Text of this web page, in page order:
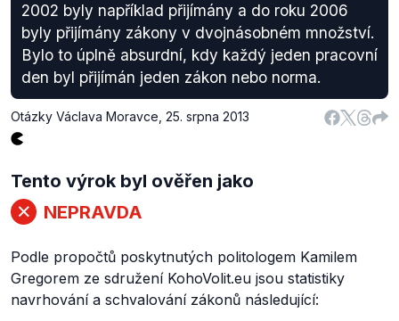
2002 byly například přijímány a do roku 2006
byly přijímány zákony v dvojnásobném množství.
Bylo to úplně absurdní, kdy každý jeden pracovní
den byl přijímán jeden zákon nebo norma.
Otázky Václava Moravce 25. srpna 2013
Tento výrok byl ověřen jako
NEPRAVDA
Podle propočtů poskytnutých politologem Kamilem
Gregorem ze sdružení KohoVolit.eu jsou statistiky
navrhování a schvalování zákonů následující: